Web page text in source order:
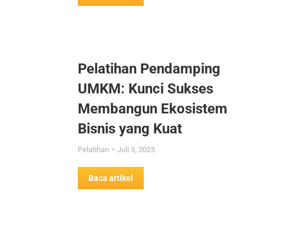
Pelatihan Pendamping
UMKM: Kunci Sukses
Membangun Ekosistem
Bisnis yang Kuat
Pelatihan Juli 3, 2025
Baca artikel